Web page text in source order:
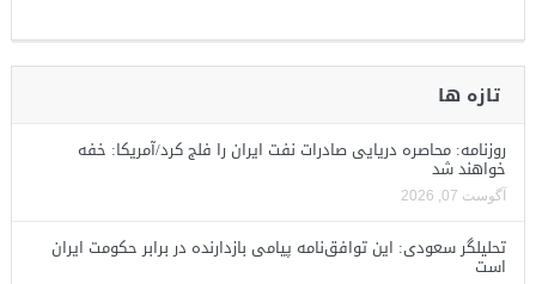
تازه ها
روزنامه: محاصره دریایی صادرات نفت ایران را فلج کرد/آمریکا: خفه
خواهند شد
آگوست 07, 2026
تحلیلگر سعودی: این توافق‌نامه پیامی بازدارنده در برابر حکومت ایران
است